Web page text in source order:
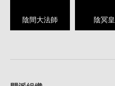
陰間大法師 陰冥皇